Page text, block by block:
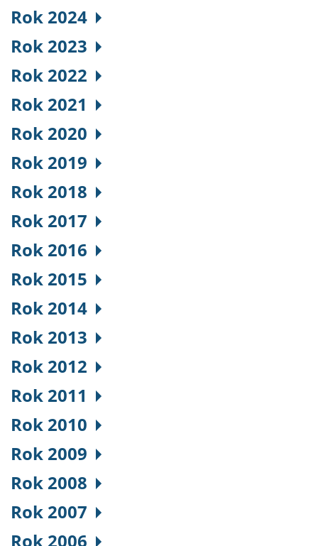
Rok 2024
Rok 2023
Rok 2022
Rok 2021
Rok 2020
Rok 2019
Rok 2018
Rok 2017
Rok 2016
Rok 2015
Rok 2014
Rok 2013
Rok 2012
Rok 2011
Rok 2010
Rok 2009
Rok 2008
Rok 2007
Rok 2006